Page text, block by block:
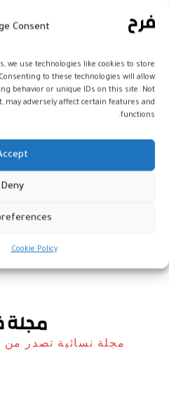
Consent
we use technologies like cookies to store
to these technologies will allow
behavior or unique IDs on this site. Not
adversely affect certain features and
functions.
Deny
Cookie Policy
صيحات لافتة على
مجلة نسائية تصدر من